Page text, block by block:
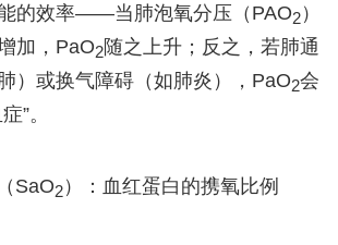
的效率——当肺泡氧分压（PAO2）
加，PaO2随之上升；反之，若肺通
）或换气障碍（如肺炎），PaO2会
”。
SaO2）：血红蛋白的携氧比例